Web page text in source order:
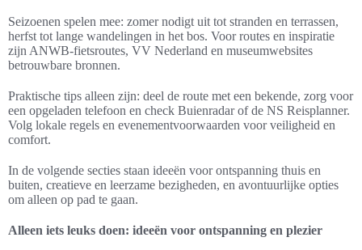
Seizoenen spelen mee: zomer nodigt uit tot stranden en terrassen,
herfst tot lange wandelingen in het bos. Voor routes en inspiratie
zijn ANWB-fietsroutes, VV Nederland en museumwebsites
betrouwbare bronnen.
Praktische tips alleen zijn: deel de route met een bekende, zorg voor
een opgeladen telefoon en check Buienradar of de NS Reisplanner.
Volg lokale regels en evenementvoorwaarden voor veiligheid en
comfort.
In de volgende secties staan ideeën voor ontspanning thuis en
buiten, creatieve en leerzame bezigheden, en avontuurlijke opties
om alleen op pad te gaan.
Alleen iets leuks doen: ideeën voor ontspanning en plezier